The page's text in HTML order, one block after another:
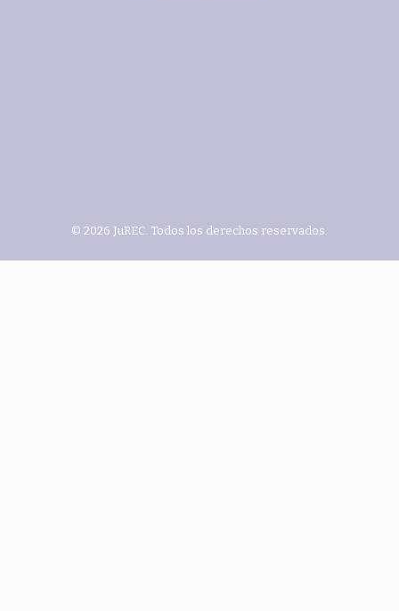
© 2026 JuREC. Todos los derechos reservados.